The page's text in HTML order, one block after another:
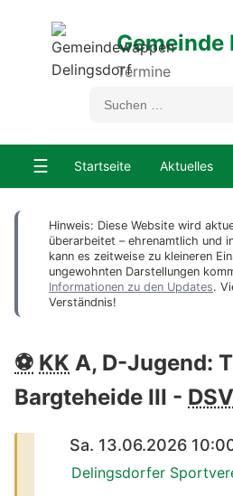
Termine
☰ Startseite Aktuelles
Hinweis: Diese Website wird
überarbeitet – ehrenamtlich und
kann es zeitweise zu kleineren
ungewohnten Darstellungen
Informationen zu den Updates.
Verständnis!
⚽ KK A, D-Jugend:
Bargteheide III - DSV
Sa. 13.06.2026
Delingsdorfer